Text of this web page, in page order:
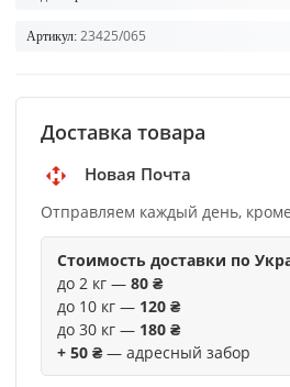
Артикул: 23425/065
Доставка товара
Новая Почта
Отправляем каждый день,
Стоимость доставки по
до 2 кг — 80 ₴
до 10 кг — 120 ₴
до 30 кг — 180 ₴
+ 50 ₴ — адресный забор